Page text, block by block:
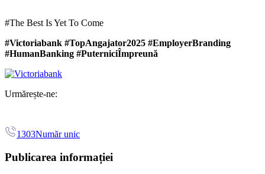
#The Best Is Yet To Come
#Victoriabank #TopAngajator2025 #EmployerBranding
#HumanBanking #PuterniciÎmpreună
Urmărește-ne:
1303Număr unic
Publicarea informației